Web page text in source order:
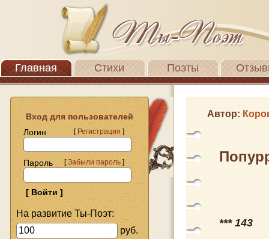
Главная Стихи Поэты
Вход для пользователей
Логин
[Регистрация]
Пароль [Забыли пароль]
На развитие Ты-Поэт:
руб.
Автор:
*** 143